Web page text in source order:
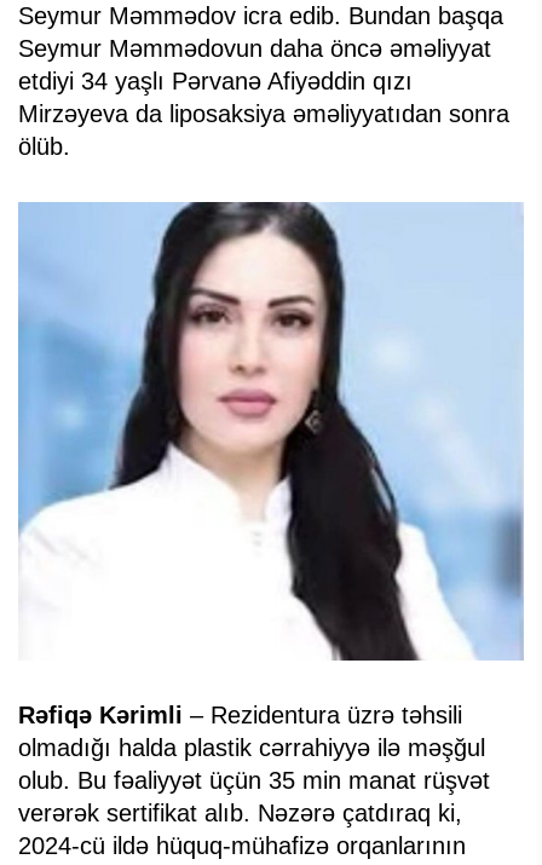
Seymur Məmmədov icra edib. Bundan başqa
Seymur Məmmədovun daha öncə əməliyyat
etdiyi 34 yaşlı Pərvanə Afiyəddin qızı
Mirzəyeva da liposaksiya əməliyyatıdan sonra
ölüb.
Rəfiqə Kərimli – Rezidentura üzrə təhsili
olmadığı halda plastik cərrahiyyə ilə məşğul
olub. Bu fəaliyyət üçün 35 min manat rüşvət
verərək sertifikat alıb. Nəzərə çatdıraq ki,
2024-cü ildə hüquq-mühafizə orqanlarının